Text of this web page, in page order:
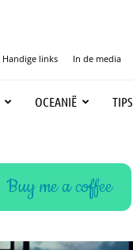
Handige links In de media
OCEANIË TIPS
Buy me a coffee